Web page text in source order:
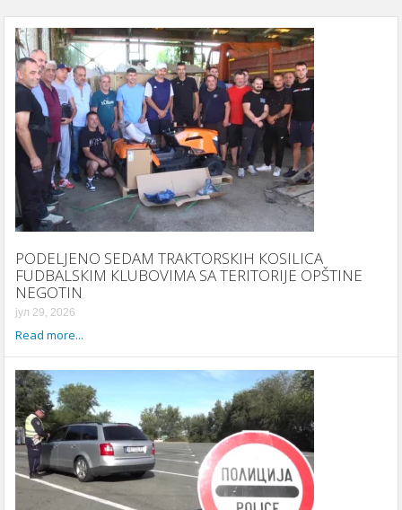
PODELJENO SEDAM TRAКTORSКIH КOSILICA
FUDBALSКIM КLUBOVIMA SA TERITORIJE OPŠTINE
NEGOTIN
јул 29, 2026
Read more...